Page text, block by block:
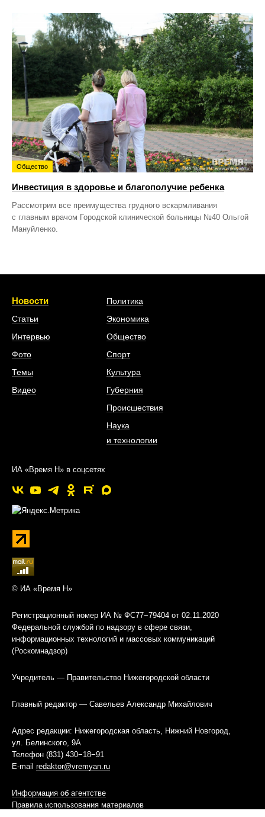
Общество
Инвестиция в здоровье и благополучие ребенка
Рассмотрим все преимущества грудного вскармливания
с главным врачом Городской клинической больницы №40 Ольгой
Мануйленко.
Новости
Статьи
Интервью
Фото
Темы
Видео
Политика
Экономика
Общество
Спорт
Культура
Губерния
Происшествия
Наука
и технологии
ИА «Время Н» в соцсетях
© ИА «Время Н»
Регистрационный номер ИА № ФС77−79404 от 02.11.2020
Федеральной службой по надзору в сфере связи,
информационных технологий и массовых коммуникаций
(Роскомнадзор)
Учредитель — Правительство Нижегородской области
Главный редактор — Савельев Александр Михайлович
Адрес редакции: Нижегородская область, Нижний Новгород,
ул. Белинского, 9А
Телефон (831) 430−18−91
E-mail redaktor@vremyan.ru
Информация об агентстве
Правила использования материалов